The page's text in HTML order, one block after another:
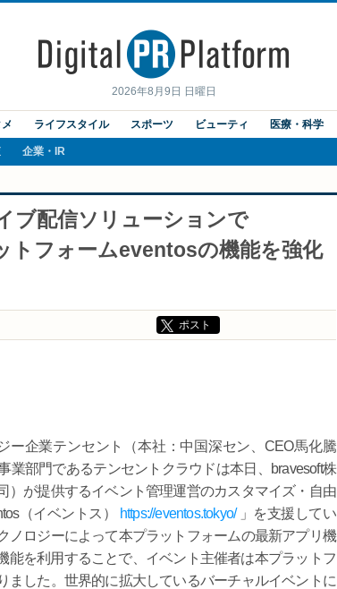
2026年8月9日 日曜日
ライフスタイル スポーツ ビューティ 医療・科学
企業・IR
ブ配信ソリューションで
フォームeventosの機能を強化
ポスト
ー企業テンセント（本社：中国深セン、CEO馬化騰
業部門であるテンセントクラウドは本日、bravesoft株
が提供するイベント管理運営のカスタマイズ・自由
（イベントス）
https://eventos.tokyo/」を支援してい
ノロジーによって本プラットフォームの最新アプリ機
能を利用することで、イベント主催者は本プラットフ
ました。世界的に拡大しているバーチャルイベントに